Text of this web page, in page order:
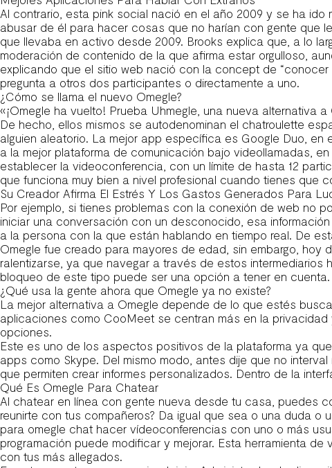
Al contrario, esta pink social nació en el año 2009 y se ha
abusar de él para hacer cosas que no harían con gente que
que llevaba en activo desde 2009. Brooks explica que, a lo
moderación de contenido de la que afirma estar orgulloso,
explicando que el sitio web nació con la concept de
pregunta a otros dos participantes o directamente a uno.
¿Cómo se llama el nuevo Omegle?
«¡Omegle ha vuelto! Prueba Uhmegle, una nueva alternativa
De hecho, ellos mismos se autodenominan el chatroulette
alguien aleatorio. La mejor app específica es Google Duo, en
a la mejor plataforma de comunicación bajo videollamadas,
establecer la videoconferencia, con un límite de hasta 12
que funciona muy bien a nivel profesional cuando tienes que
Su Creador Afirma El Estrés Y Los Gastos Generados Para
Por ejemplo, si tienes problemas con la conexión de web no
iniciar una conversación con un desconocido, esa
a la persona con la que están hablando en tiempo real. De
Omegle fue creado para mayores de edad, sin embargo,
ralentizarse, ya que navegar a través de estos
bloqueo de este tipo puede ser una opción a tener en cuenta.
¿Qué usa la gente ahora que Omegle ya no existe?
La mejor alternativa a Omegle depende de lo que estés
aplicaciones como CooMeet se centran más en la
opciones.
Este es uno de los aspectos positivos de la plataforma ya
apps como Skype. Del mismo modo, antes dije que no
que permiten crear informes personalizados. Dentro de la
Qué Es Omegle Para Chatear
Al chatear en línea con gente nueva desde tu casa, puedes
reunirte con tus compañeros? Da igual que sea o una duda o
para omegle chat hacer vídeoconferencias con uno o más
programación puede modificar y mejorar. Esta herramienta
con tus más allegados.